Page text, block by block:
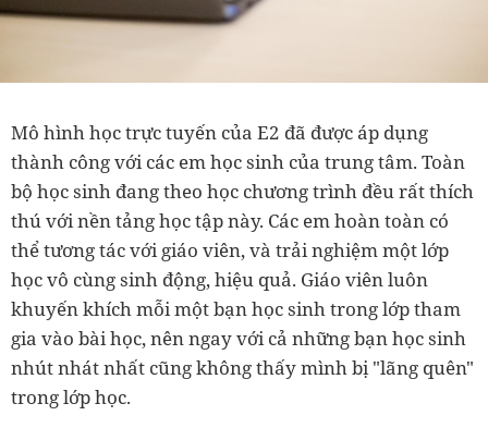
Mô hình học trực tuyến của E2 đã được áp dụng
thành công với các em học sinh của trung tâm. Toàn
bộ học sinh đang theo học chương trình đều rất thích
thú với nền tảng học tập này. Các em hoàn toàn có
thể tương tác với giáo viên, và trải nghiệm một lớp
học vô cùng sinh động, hiệu quả. Giáo viên luôn
khuyến khích mỗi một bạn học sinh trong lớp tham
gia vào bài học, nên ngay với cả những bạn học sinh
nhút nhát nhất cũng không thấy mình bị "lãng quên"
trong lớp học.